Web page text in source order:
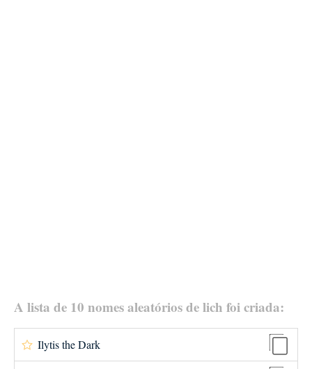
A lista de 10 nomes aleatórios de lich foi criada:
Ilytis the Dark